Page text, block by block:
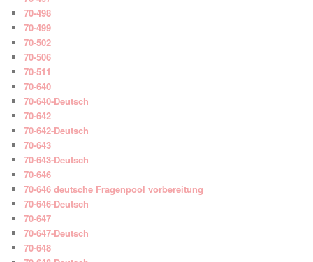
70-498
70-499
70-502
70-506
70-511
70-640
70-640-Deutsch
70-642
70-642-Deutsch
70-643
70-643-Deutsch
70-646
70-646 deutsche Fragenpool vorbereitung
70-646-Deutsch
70-647
70-647-Deutsch
70-648